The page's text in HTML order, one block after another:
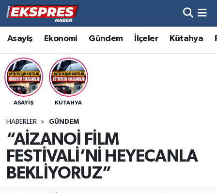
Asayiş Ekonomi Gündem İlçeler Kütahya
ASAYIŞ KÜTAHYA
HABERLER GÜNDEM
“AİZANOİ FİLM
FESTİVALİ’Nİ HEYECANLA
BEKLİYORUZ”
Altıntaş
Asayiş
Aslanapa
Bölge
Çavdarhisar
Hava Durumu
Trafik Durumu
Süper Lig Puan Durumu ve Fikstür
Son Dakika Haberleri
Haber Arşivi